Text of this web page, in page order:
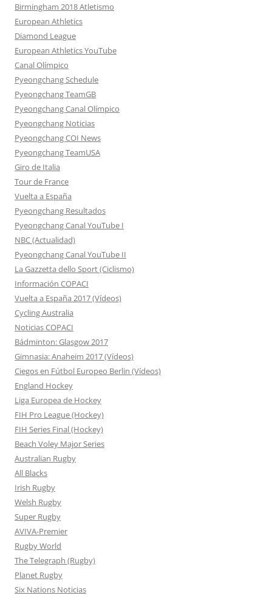
Birmingham 2018 Atletismo
European Athletics
Diamond League
European Athletics YouTube
Canal Olímpico
Pyeongchang Schedule
Pyeongchang TeamGB
Pyeongchang Canal Olímpico
Pyeongchang Noticias
Pyeongchang COI News
Pyeongchang TeamUSA
Giro de Italia
Tour de France
Vuelta a España
Pyeongchang Resultados
Pyeongchang Canal YouTube I
NBC (Actualidad)
Pyeongchang Canal YouTube II
La Gazzetta dello Sport (Ciclismo)
Información COPACI
Vuelta a España 2017 (Vídeos)
Cycling Australia
Noticias COPACI
Bádminton: Glasgow 2017
Gimnasia: Anaheim 2017 (Vídeos)
Ciegos en Fútbol Europeo Berlin (Vídeos)
England Hockey
Liga Europea de Hockey
FIH Pro League (Hockey)
FIH Series Final (Hockey)
Beach Voley Major Series
Australian Rugby
All Blacks
Irish Rugby
Welsh Rugby
Super Rugby
AVIVA-Premier
Rugby World
The Telegraph (Rugby)
Planet Rugby
Six Nations Noticias